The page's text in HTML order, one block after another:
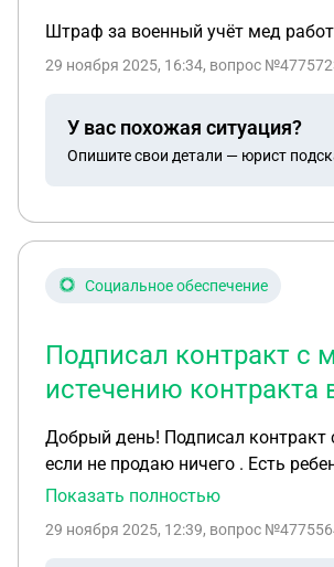
Штраф за военный учёт мед
29 ноября 2025, 16:34, вопрос
У вас похожая ситуация?
Опишите свои детали — юрист
Социальное обеспечение
Подписал контракт с
истечению контракта
Добрый день! Подписал контракт с мин обороны для службы на год при части вместо срочки ( не сво) , могу ли я по истечению контракта вернуться домой ,
если не продаю ничего . Есть
Показать полностью
29 ноября 2025, 12:39, вопрос